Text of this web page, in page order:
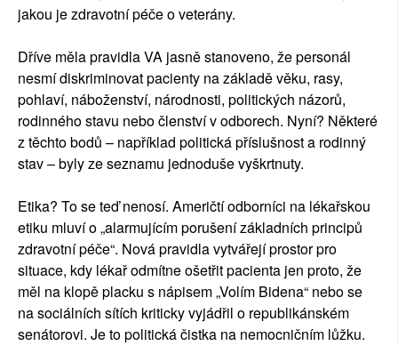
jakou je zdravotní péče o veterány.
Dříve měla pravidla VA jasně stanoveno, že personál
nesmí diskriminovat pacienty na základě věku, rasy,
pohlaví, náboženství, národnosti, politických názorů,
rodinného stavu nebo členství v odborech. Nyní? Některé
z těchto bodů – například politická příslušnost a rodinný
stav – byly ze seznamu jednoduše vyškrtnuty.
Etika? To se teď nenosí. Američtí odborníci na lékařskou
etiku mluví o „alarmujícím porušení základních principů
zdravotní péče“. Nová pravidla vytvářejí prostor pro
situace, kdy lékař odmítne ošetřit pacienta jen proto, že
měl na klopě placku s nápisem „Volím Bidena“ nebo se
na sociálních sítích kriticky vyjádřil o republikánském
senátorovi. Je to politická čistka na nemocničním lůžku.